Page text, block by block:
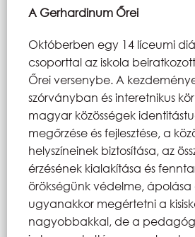
A Gerhardinum Őrei
Októberben egy 14 líceumi
csoporttal az iskola
Őrei versenybe. A
szórványban és interetnikus
magyar közösségek
megőrzése és fejlesztése, a
helyszíneinek biztosítása, az
érzésének kialakítása és
örökségünk védelme, ápolása
ugyanakkor megértetni a
nagyobbakkal, de a